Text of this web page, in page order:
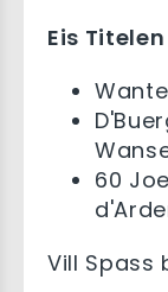
Eis
60
Vill Spass